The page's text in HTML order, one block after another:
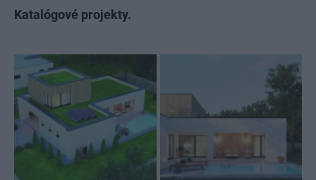
Katalógové projekty.